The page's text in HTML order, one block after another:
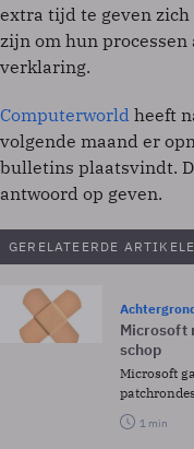
extra tijd te geven
zijn om hun processen
verklaring.
Computerworld heeft
volgende maand er
bulletins plaatsvindt.
antwoord op geven.
GERELATEERDE
Microsoft
schop
Microsoft
1 min